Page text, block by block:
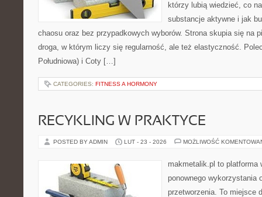
którzy lubią wiedzieć, co
substancje aktywne i jak
chaosu oraz bez przypadkowych wyborów. Strona skupia się na
droga, w którym liczy się regularność, ale też elastyczność.
Południowa) i Coty […]
CATEGORIES: FITNESS A HORMONY
RECYKLING W PRAKTYCE
POSTED BY ADMIN LUT - 23 - 2026 MOŻLIWOŚĆ
makmetalik.pl to platforma
ponownego wykorzystania
przetworzenia. To miejsce